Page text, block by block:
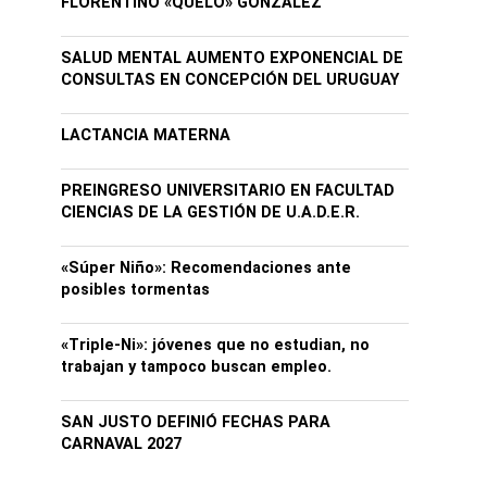
SALUD MENTAL AUMENTO EXPONENCIAL DE
CONSULTAS EN CONCEPCIÓN DEL URUGUAY
LACTANCIA MATERNA
PREINGRESO UNIVERSITARIO EN FACULTAD
CIENCIAS DE LA GESTIÓN DE U.A.D.E.R.
«Súper Niño»: Recomendaciones ante
posibles tormentas
«Triple-Ni»: jóvenes que no estudian, no
trabajan y tampoco buscan empleo.
SAN JUSTO DEFINIÓ FECHAS PARA
CARNAVAL 2027